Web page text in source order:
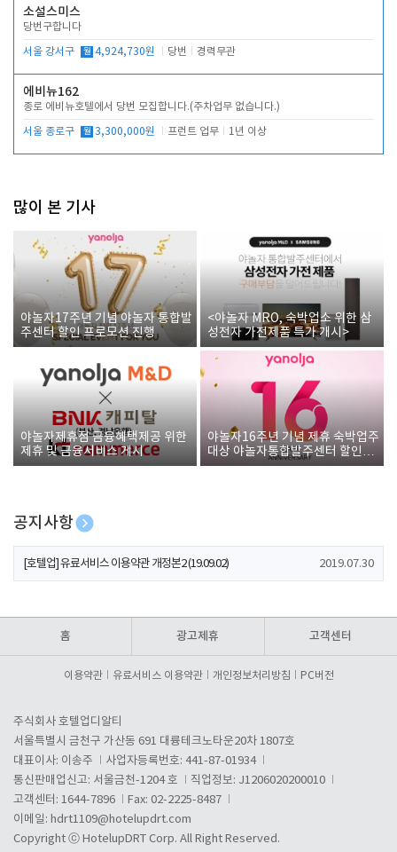
소설스미스
당번구합니다
서울 강서구 월 4,924,730원 당번 경력무관
에비뉴162
종로 에비뉴호텔에서 당번 모집합니다.(주차업무 없습니다.)
서울 종로구 월 3,300,000원 프런트 업무 1년 이상
많이 본 기사
야놀자17주년 기념 야놀자 통합발
주센터 할인 프로모션 진행
<야놀자 MRO, 숙박업소 위한 삼
성전자 가전제품 특가 개시>
야놀자제휴점 금융혜택제공 위한
제휴 및 금융서비스 게시
야놀자16주년 기념 제휴 숙박업주
대상 야놀자통합발주센터 할인쿠
폰 증정
공지사항
[호텔업] 개인정보 처리방침 개정본1 (19.09.02)
[호텔업] 유료서비스 이용약관 개정본2 (19.09.02) 2019.07.30
홈 광고제휴 고객센터
이용약관 유료서비스 이용약관 개인정보처리방침 PC버전
주식회사 호텔업디알티
서울특별시 금천구 가산동 691 대륭테크노타운20차 1807호
대표이사: 이송주
사업자등록번호: 441-87-01934
통신판매업신고: 서울금천-1204 호
직업정보: J1206020200010
고객센터: 1644-7896
Fax: 02-2225-8487
이메일: hdrt1109@hotelupdrt.com
Copyright ⓒ HotelupDRT Corp. All Right Reserved.